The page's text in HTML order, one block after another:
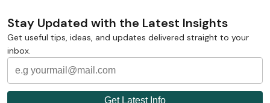
Stay Updated with the Latest Insights
Get useful tips, ideas, and updates delivered straight to your
inbox.